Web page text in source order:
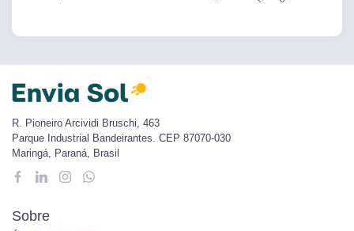
R. Pioneiro Arcividi Bruschi, 463
Parque Industrial Bandeirantes. CEP 87070-030
Maringá, Paraná, Brasil
Sobre